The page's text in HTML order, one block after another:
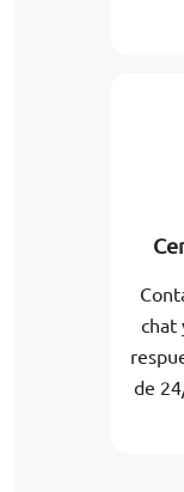
chat
de